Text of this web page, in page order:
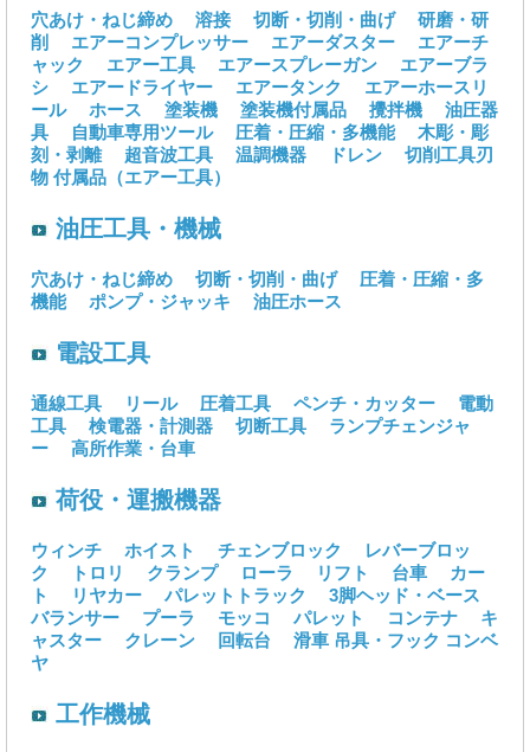
穴あけ・ねじ締め 溶接 切断・切削・曲げ
研磨・研
削
エアーコンプレッサー エアーダスター
エアーチ
ャック
エアー工具 エアースプレーガン
エアーブラ
シ
エアードライヤー エアータンク
エアーホースリ
ール
ホース 塗装機 塗装機付属品 攪拌機
油圧器
具
自動車専用ツール 圧着・圧縮・多機能
木彫・彫
刻・剥離
超音波工具 温調機器 ドレン
切削工具刃
物 付属品（エアー工具）
油圧工具・機械
穴あけ・ねじ締め 切断・切削・曲げ
圧着・圧縮・多
機能
ポンプ・ジャッキ 油圧ホース
電設工具
通線工具 リール 圧着工具 ペンチ・カッター
電動
工具
検電器・計測器 切断工具
ランプチェンジャ
ー
高所作業・台車
荷役・運搬機器
ウィンチ ホイスト チェンブロック
レバーブロッ
ク
トロリ クランプ ローラ リフト 台車
カー
ト
リヤカー パレットトラック
3脚ヘッド・ベース
バランサー
プーラ モッコ パレット コンテナ
キ
ャスター
クレーン 回転台 滑車 吊具・フック コンベ
ヤ
工作機械